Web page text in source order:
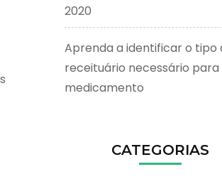
2020
Aprenda a identificar o tipo
receituário necessário para
medicamento
CATEGORIAS